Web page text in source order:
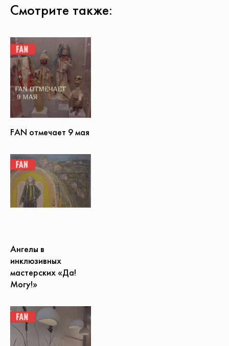
Смотрите также:
FAN отмечает 9 мая
Ангелы в
инклюзивных
мастерских «Да!
Могу!»